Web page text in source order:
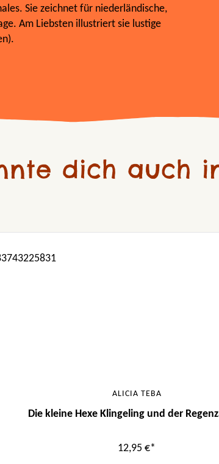
Sie zeichnet für niederländische,
Am Liebsten illustriert sie lustige
dich auch
ALICIA TEBA
Die kleine Hexe Klingeling und der
12,95 €*